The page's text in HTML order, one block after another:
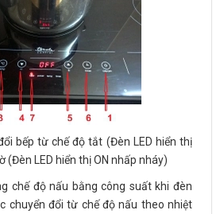
bếp từ chế độ tắt (Đèn LED hiển thị
(Đèn LED hiển thị ON nhấp nháy)
chế độ nấu bằng công suất khi đèn
chuyển đổi từ chế độ nấu theo nhiệt